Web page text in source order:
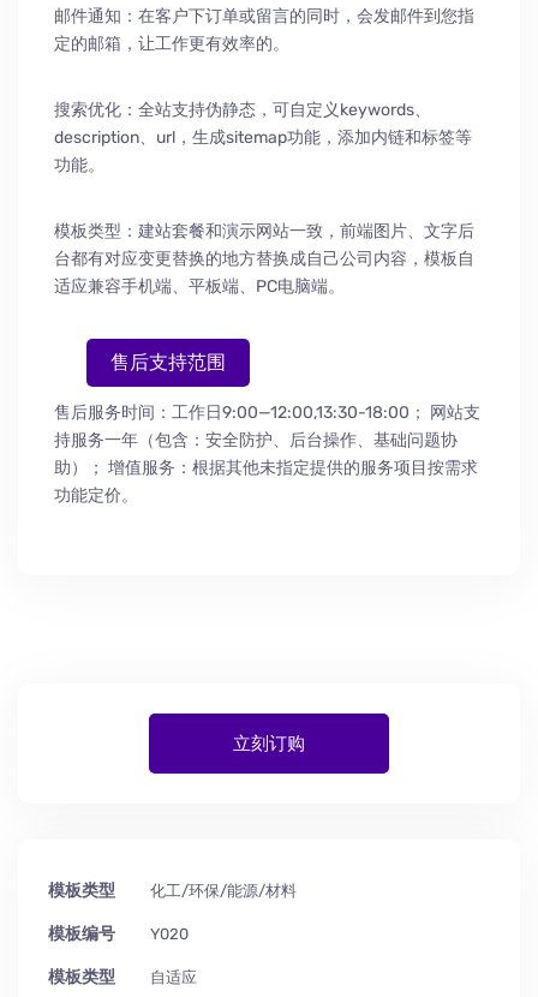
邮件通知：在客户下订单或留言的同时，会发邮件到您指
定的邮箱，让工作更有效率的。
搜索优化：全站支持伪静态，可自定义keywords、
description、url，生成sitemap功能，添加内链和标签等
功能。
模板类型：建站套餐和演示网站一致，前端图片、文字后
台都有对应变更替换的地方替换成自己公司内容，模板自
适应兼容手机端、平板端、PC电脑端。
售后支持范围
售后服务时间：工作日9:00—12:00,13:30-18:00；
网站支
持服务一年（包含：安全防护、 后台操作、 基础问题协
助）
； 增值服务：根据其他未指定提供的服务项目按需求
功能定价。
立刻订购
模板类型 化工/环保/能源/材料
模板编号 Y020
模板类型 自适应